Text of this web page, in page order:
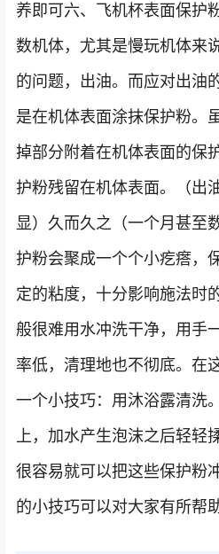
养即可六、飞机杯表面保护
数机体，尤其是慢玩机体来
的问题，出油。而应对出油
是在机体表面涂抹保护粉。
掉部分附着在机体表面的保
护粉残留在机体表面。（出
显）久而久之（一个月甚至
护粉会聚成一个个小疙瘩，
定的粘度，十分影响施法时
般很难用水冲洗干净，用手
率低，清理地也不彻底。在
一个小技巧：用沐浴露清洗
上，加水产生泡沫之后轻轻
很容易就可以把这些保护粉
的小技巧可以对大家有所帮